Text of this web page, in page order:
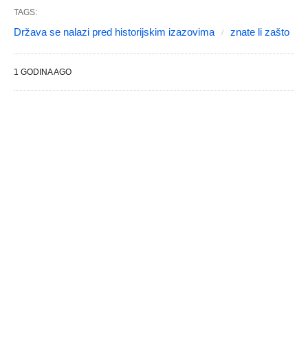
TAGS:
Država se nalazi pred historijskim izazovima znate li zašto
1 GODINA AGO